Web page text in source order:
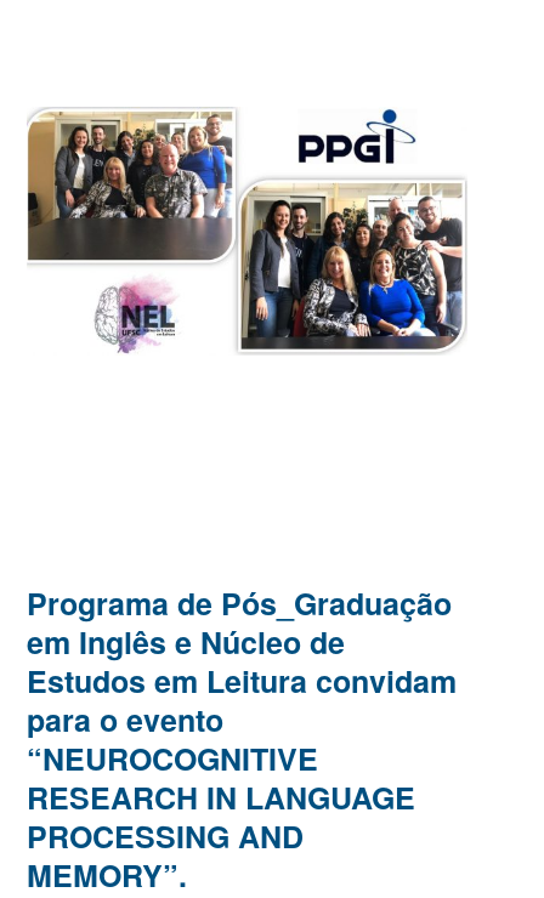
Programa de Pós_Graduação
em Inglês e Núcleo de
Estudos em Leitura convidam
para o evento
“NEUROCOGNITIVE
RESEARCH IN LANGUAGE
PROCESSING AND
MEMORY”.